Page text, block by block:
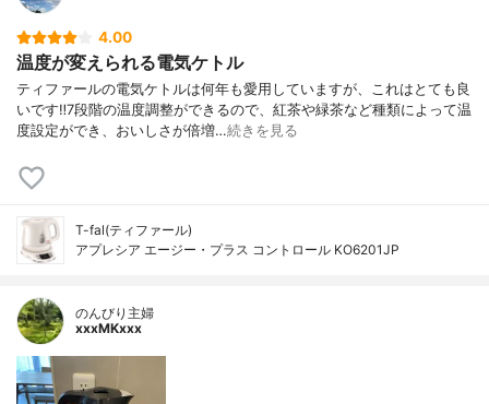
4.00
温度が変えられる電気ケトル
ティファールの電気ケトルは何年も愛用していますが、これはとても良
いです‼︎7段階の温度調整ができるので、紅茶や緑茶など種類によって温
度設定ができ、おいしさが倍増…続きを見る
T-fal(ティファール)
アプレシア エージー・プラス コントロール KO6201JP
のんびり主婦
xxxMKxxx